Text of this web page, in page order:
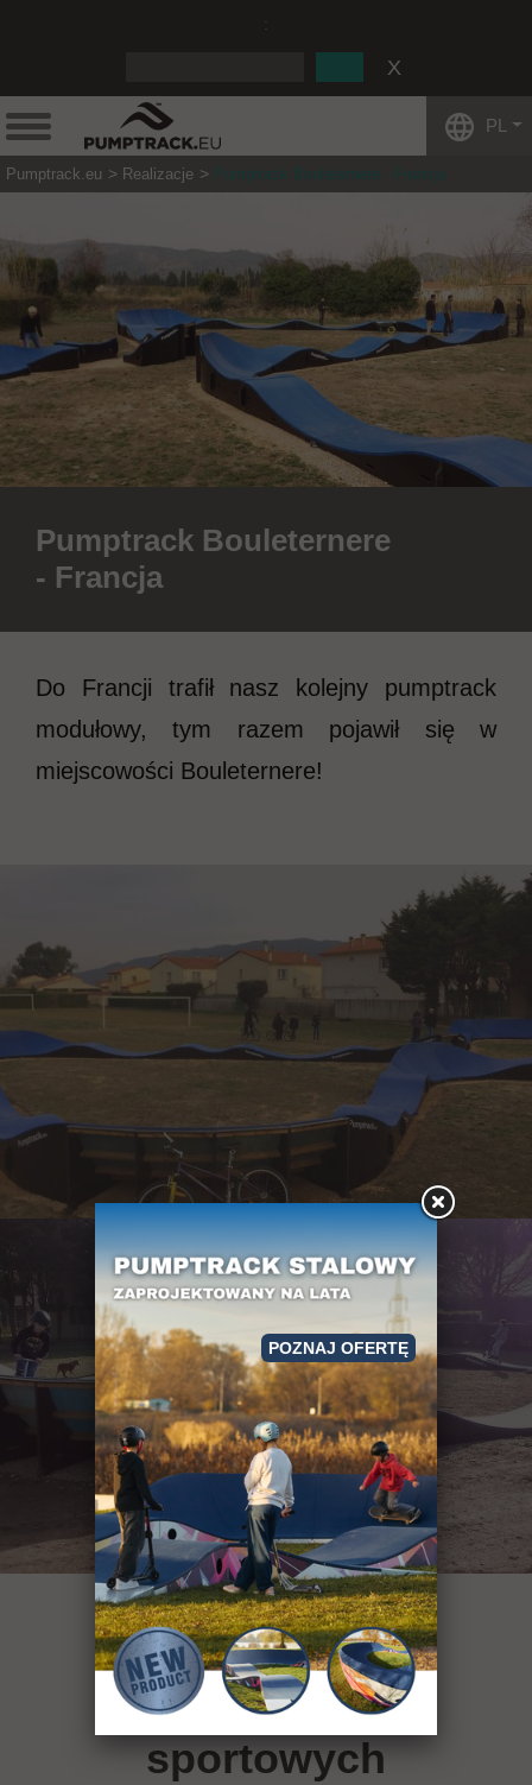
PL
Pumptrack.eu Realizacje Pumptrack Bouleternere - Francja
Pumptrack Bouleternere
- Francja
Do Francji trafił nasz kolejny pumptrack
modułowy, tym razem pojawił się w
miejscowości Bouleternere!
ponad 400
obiektów
sportowych
POZNAJ OFERTĘ